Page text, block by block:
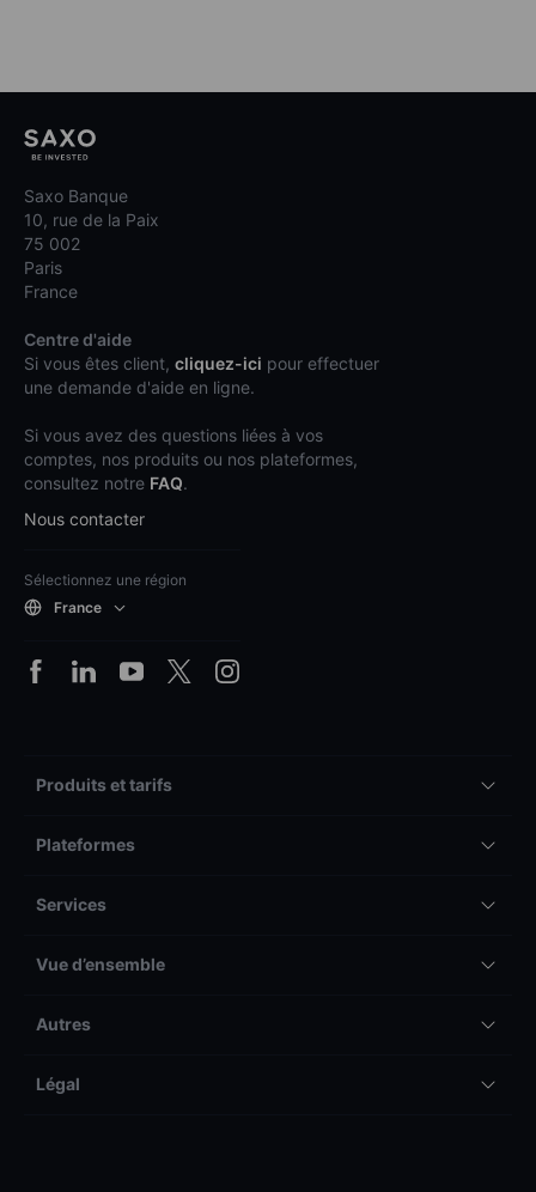
Saxo Banque
10, rue de la Paix
75 002
Paris
France
Centre d'aide
Si vous êtes client, cliquez-ici pour effectuer
une demande d'aide en ligne.
Si vous avez des questions liées à vos
comptes, nos produits ou nos plateformes,
consultez notre FAQ.
Nous contacter
Sélectionnez une région
France
Produits et tarifs
Plateformes
Services
Vue d’ensemble
Autres
Légal